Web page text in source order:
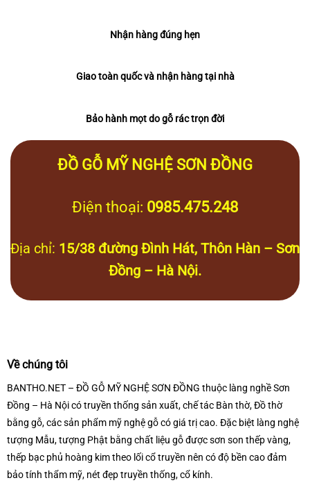
Nhận hàng đúng hẹn
Giao toàn quốc và nhận hàng tại nhà
Bảo hành mọt do gỗ rác trọn đời
ĐỒ GỖ MỸ NGHỆ SƠN ĐỒNG
Điện thoại: 0985.475.248
Địa chỉ: 15/38 đường Đình Hát, Thôn Hàn – Sơn
Đồng – Hà Nội.
Về chúng tôi
BANTHO.NET – ĐỒ GỖ MỸ NGHỆ SƠN ĐỒNG thuộc làng nghề Sơn
Đồng – Hà Nội có truyền thống sản xuất, chế tác Bàn thờ, Đồ thờ
bằng gỗ, các sản phẩm mỹ nghệ gỗ có giá trị cao. Đặc biệt làng nghệ
tượng Mẫu, tượng Phật bằng chất liệu gỗ được sơn son thếp vàng,
thếp bạc phủ hoàng kim theo lối cổ truyền nên có độ bền cao đảm
bảo tính thẩm mỹ, nét đẹp truyền thống, cổ kính.